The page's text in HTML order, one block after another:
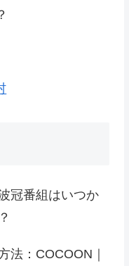
冠番組はいつか
法：COCOON｜